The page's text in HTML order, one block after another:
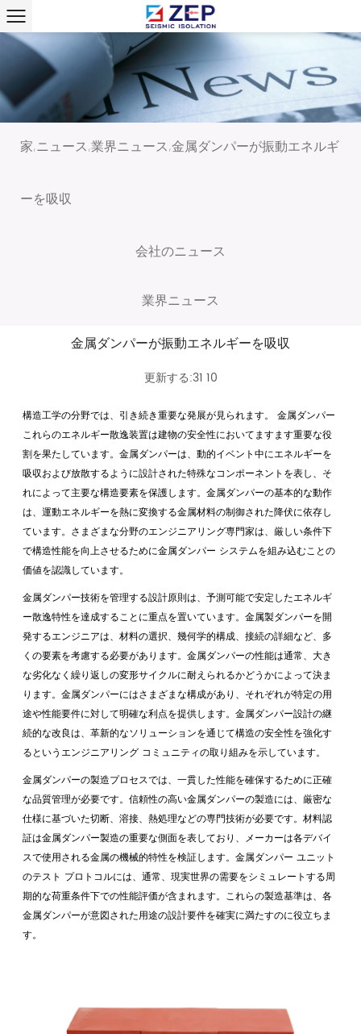
家 / ニュース / 業界ニュース / 金属ダンパーが振動エネルギ
ーを吸収
会社のニュース
業界ニュース
金属ダンパーが振動エネルギーを吸収
更新する:31 10
構造工学の分野では、引き続き重要な発展が見られます。金属ダンパー
これらのエネルギー散逸装置は建物の安全性においてますます重要な役
割を果たしています。金属ダンパーは、動的イベント中にエネルギーを
吸収および放散するように設計された特殊なコンポーネントを表し、そ
れによって主要な構造要素を保護します。金属ダンパーの基本的な動作
は、運動エネルギーを熱に変換する金属材料の制御された降伏に依存し
ています。さまざまな分野のエンジニアリング専門家は、厳しい条件下
で構造性能を向上させるために金属ダンパー システムを組み込むことの
価値を認識しています。
金属ダンパー技術を管理する設計原則は、予測可能で安定したエネルギ
ー散逸特性を達成することに重点を置いています。金属製ダンパーを開
発するエンジニアは、材料の選択、幾何学的構成、接続の詳細など、多
くの要素を考慮する必要があります。金属ダンパーの性能は通常、大き
な劣化なく繰り返しの変形サイクルに耐えられるかどうかによって決ま
ります。金属ダンパーにはさまざまな構成があり、それぞれが特定の用
途や性能要件に対して明確な利点を提供します。金属ダンパー設計の継
続的な改良は、革新的なソリューションを通じて構造の安全性を強化す
るというエンジニアリング コミュニティの取り組みを示しています。
金属ダンパーの製造プロセスでは、一貫した性能を確保するために正確
な品質管理が必要です。信頼性の高い金属ダンパーの製造には、厳密な
仕様に基づいた切断、溶接、熱処理などの専門技術が必要です。材料認
証は金属ダンパー製造の重要な側面を表しており、メーカーは各デバイ
スで使用される金属の機械的特性を検証します。金属ダンパー ユニット
のテスト プロトコルには、通常、現実世界の需要をシミュレートする周
期的な荷重条件下での性能評価が含まれます。これらの製造基準は、各
金属ダンパーが意図された用途の設計要件を確実に満たすのに役立ちま
す。